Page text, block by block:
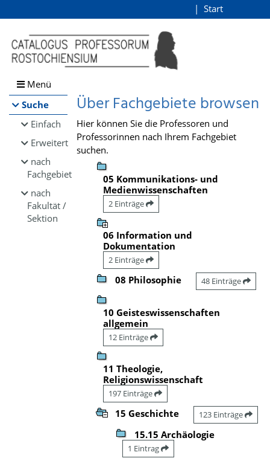
Browsen
direkt zum Inhalt
Start
Menü
Suche
Einfach
Erweitert
nach
Fachgebiet
nach
Fakultät /
Sektion
Über Fachgebiete browsen
Hier können Sie die Professoren und
Professorinnen nach Ihrem Fachgebiet
suchen.
05 Kommunikations- und
Medienwissenschaften
2 Einträge
06 Information und
Dokumentation
2 Einträge
08 Philosophie 48 Einträge
10 Geisteswissenschaften
allgemein
12 Einträge
11 Theologie,
Religionswissenschaft
197 Einträge
15 Geschichte 123 Einträge
15.15 Archäologie
1 Eintrag